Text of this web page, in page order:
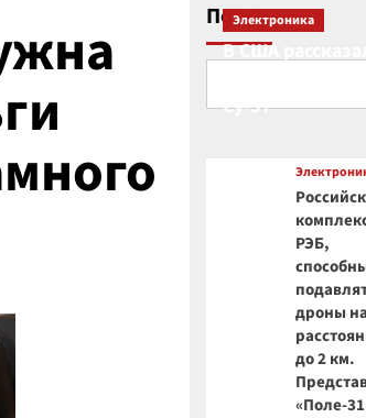
Поиск
Электроника
В США
Су-57
РЭБ,
дроны на
до 2 км.
«Поле-